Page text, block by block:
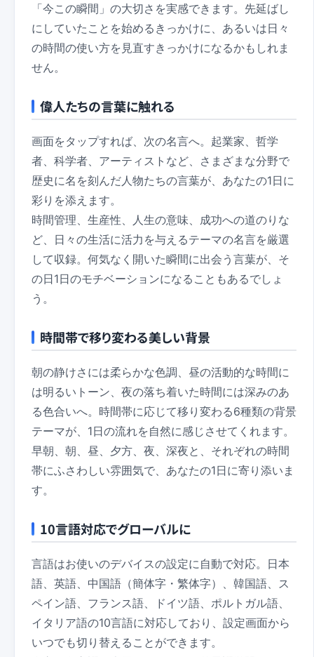
「今この瞬間」の大切さを実感できます。先延ばし
にしていたことを始めるきっかけに、あるいは日々
の時間の使い方を見直すきっかけになるかもしれま
せん。
偉人たちの言葉に触れる
画面をタップすれば、次の名言へ。起業家、哲学
者、科学者、アーティストなど、さまざまな分野で
歴史に名を刻んだ人物たちの言葉が、あなたの1日に
彩りを添えます。
時間管理、生産性、人生の意味、成功への道のりな
ど、日々の生活に活力を与えるテーマの名言を厳選
して収録。何気なく開いた瞬間に出会う言葉が、そ
の日1日のモチベーションになることもあるでしょ
う。
時間帯で移り変わる美しい背景
朝の静けさには柔らかな色調、昼の活動的な時間に
は明るいトーン、夜の落ち着いた時間には深みのあ
る色合いへ。時間帯に応じて移り変わる6種類の背景
テーマが、1日の流れを自然に感じさせてくれます。
早朝、朝、昼、夕方、夜、深夜と、それぞれの時間
帯にふさわしい雰囲気で、あなたの1日に寄り添いま
す。
10言語対応でグローバルに
言語はお使いのデバイスの設定に自動で対応。日本
語、英語、中国語（簡体字・繁体字）、韓国語、ス
ペイン語、フランス語、ドイツ語、ポルトガル語、
イタリア語の10言語に対応しており、設定画面から
いつでも切り替えることができます。